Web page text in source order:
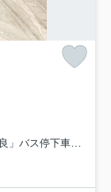
ス停下車 徒歩8分